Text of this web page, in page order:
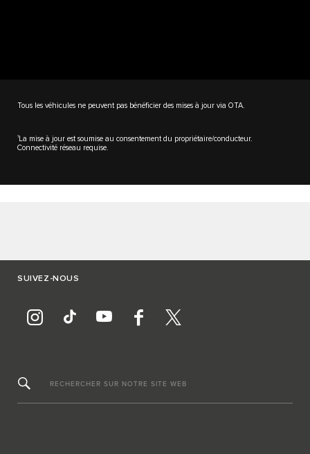
Tous les véhicules ne peuvent pas bénéficier des mises à jour via OTA.
1
La mise à jour est soumise au consentement du propriétaire/conducteur.
Connectivité réseau requise.
SUIVEZ-NOUS
RECHERCHER SUR NOTRE SITE WEB